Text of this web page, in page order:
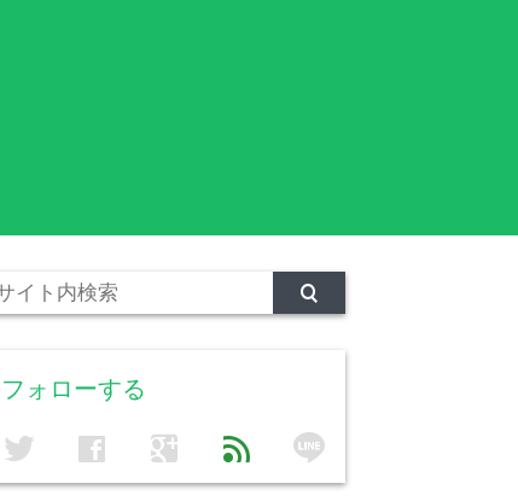
フォローする
twitter facebook google feed line